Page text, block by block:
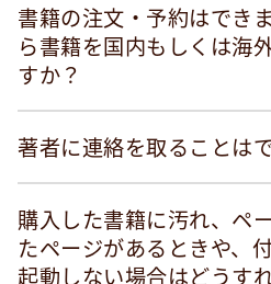
書籍の注文・予約はでき
ら書籍を国内もしくは海
すか？
著者に連絡を取ることは
購入した書籍に汚れ、ペ
たページがあるときや、
起動しない場合はどうす